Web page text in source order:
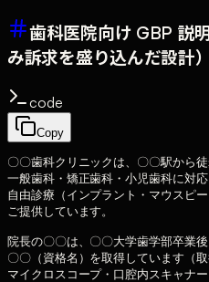
歯科医院向け GBP 説
み訴求を盛り込んだ設計）
code
Copy
〇〇歯科クリニックは、〇〇駅から徒
一般歯科・矯正歯科・小児歯科に対
自由診療（インプラント・マウスピ
ご提供しています。
院長の〇〇は、〇〇大学歯学部卒業
〇〇（資格名）を取得しています（
マイクロスコープ・口腔内スキャナー